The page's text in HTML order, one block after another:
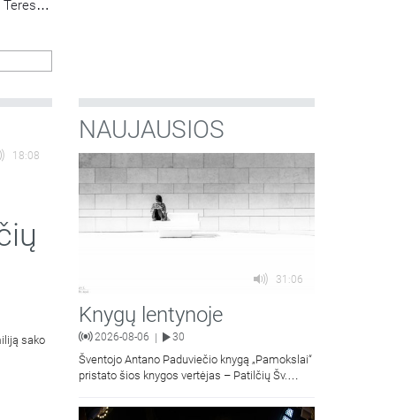
18:08
sako
NAUJAUSIOS
31:06
Knygų lentynoje
2026-08-06 | 30
Šventojo Antano Paduviečio knygą „Pamokslai“
pristato šios knygos vertėjas – Patilčių Šv.
moralinės teologijos dr. Algirdas Petras